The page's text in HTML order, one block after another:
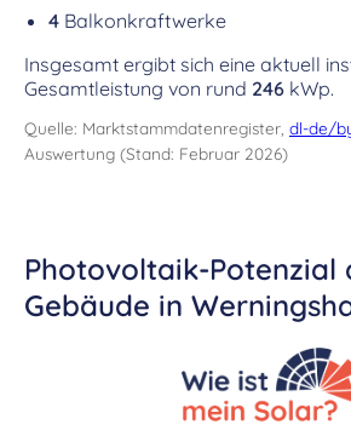
4 Balkonkraftwerke
Insgesamt ergibt sich eine aktuell
Gesamtleistung von rund 246 kWp.
Quelle: Marktstammdatenregister, dl-de/
Auswertung (Stand: Februar 2026)
Photovoltaik-Potenzial
Gebäude in